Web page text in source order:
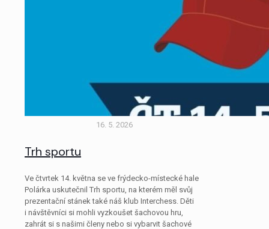
16. 5. 2026
Trh sportu
Ve čtvrtek 14. května se ve frýdecko-místecké hale
Polárka uskutečnil Trh sportu, na kterém měl svůj
prezentační stánek také náš klub Interchess. Děti
i návštěvníci si mohli vyzkoušet šachovou hru,
zahrát si s našimi členy nebo si vybarvit šachové